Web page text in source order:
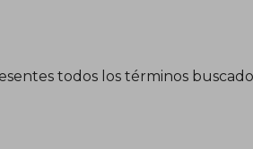
todos los términos